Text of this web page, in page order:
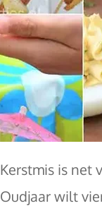
Kerstmis is net
Oudjaar wilt